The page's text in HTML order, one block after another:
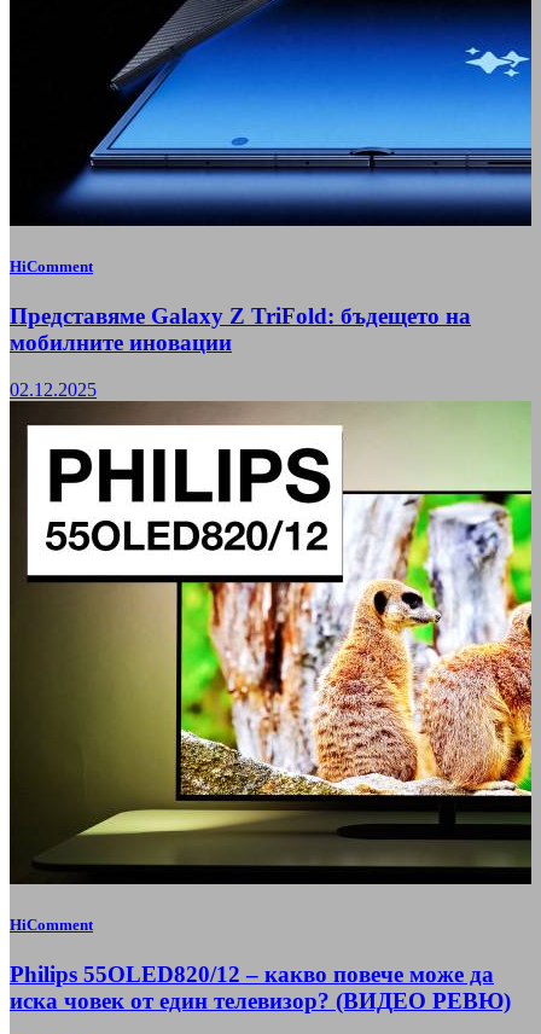
HiComment
Представяме Galaxy Z TriFold: бъдещето на
мобилните иновации
02.12.2025
HiComment
Philips 55OLED820/12 – какво повече може да
иска човек от един телевизор? (ВИДЕО РЕВЮ)